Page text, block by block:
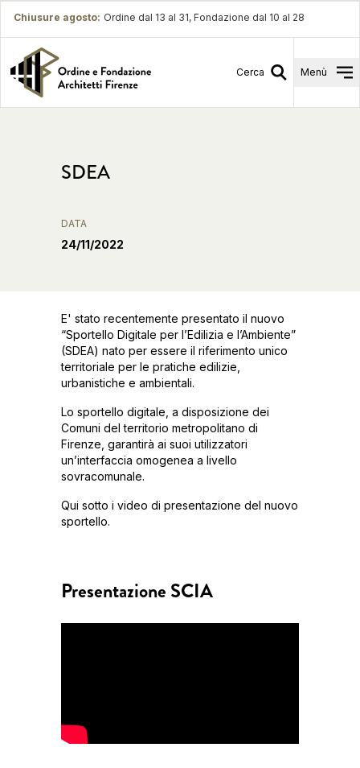
Chiusure agosto: Ordine dal 13 al 31, Fondazione dal 10 al 28
Cerca Menù
SDEA
DATA
24/11/2022
E' stato recentemente presentato il nuovo
“Sportello Digitale per l’Edilizia e l’Ambiente”
(SDEA) nato per essere il riferimento unico
territoriale per le pratiche edilizie,
urbanistiche e ambientali.
Lo sportello digitale, a disposizione dei
Comuni del territorio metropolitano di
Firenze, garantirà ai suoi utilizzatori
un’interfaccia omogenea a livello
sovracomunale.
Qui sotto i video di presentazione del nuovo
sportello.
Presentazione SCIA